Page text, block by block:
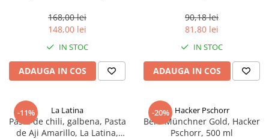
168,00 lei
148,00 lei
IN STOC
ADAUGA IN COS
90,18 lei
81,80 lei
IN STOC
ADAUGA IN COS
-11% La Latina
Pasta de chili, galbena, Pasta
de Aji Amarillo, La Latina,
-20% Hacker Pschorr
Bere Münchner Gold, Hacker
Pschorr, 500 ml